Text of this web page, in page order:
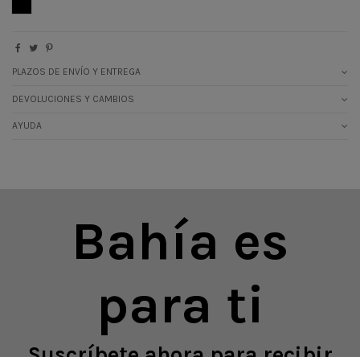
PLAZOS DE ENVÍO Y ENTREGA
DEVOLUCIONES Y CAMBIOS
AYUDA
Bahía es
para ti